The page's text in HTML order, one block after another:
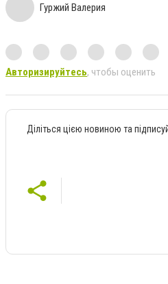
Гуржий Валерия
Авторизируйтесь, чтобы оценить
Діліться цією новиною та